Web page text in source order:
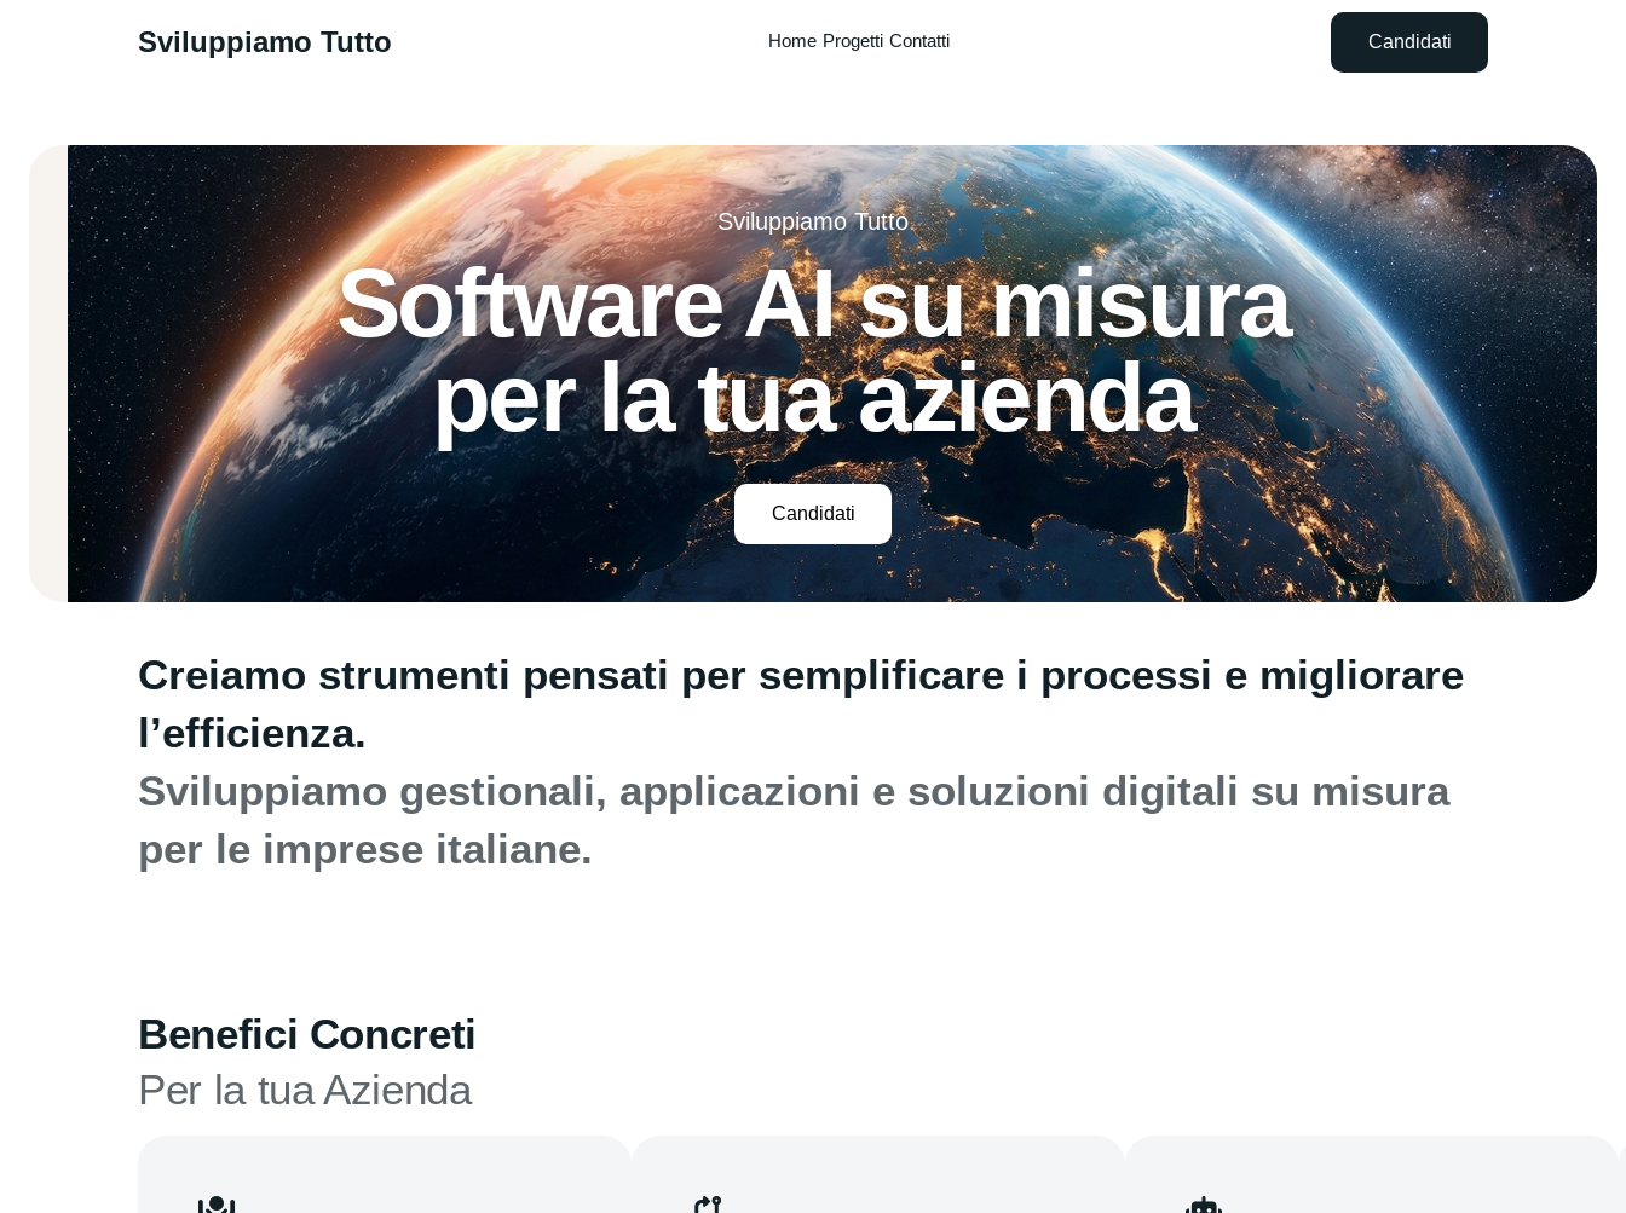
Sviluppiamo Tutto Home Progetti Contatti Candidati
Sviluppiamo Tutto
Software AI su misura
per la tua azienda
Candidati
Creiamo strumenti pensati per semplificare i processi e migliorare
l’efficienza.
Sviluppiamo gestionali, applicazioni e soluzioni digitali su misura
per le imprese italiane.
Benefici Concreti
Per la tua Azienda